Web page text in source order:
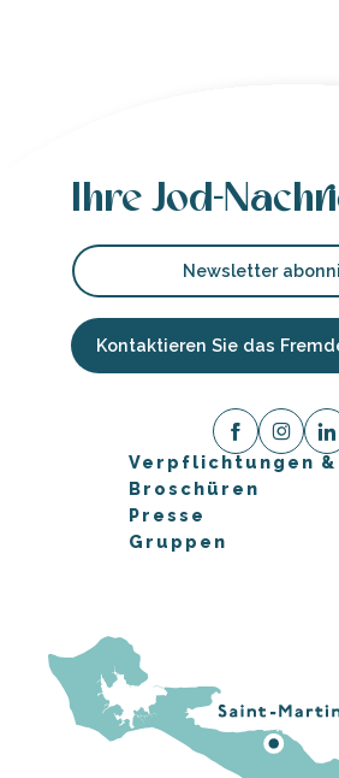
Ihre Jod-
Newsletter
Kontaktieren Sie das
Verpflichtungen &
Broschüren
Presse
Gruppen